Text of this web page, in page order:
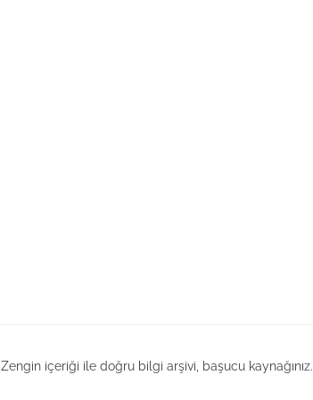
Zengin içeriği ile doğru bilgi arşivi, başucu kaynağınız.